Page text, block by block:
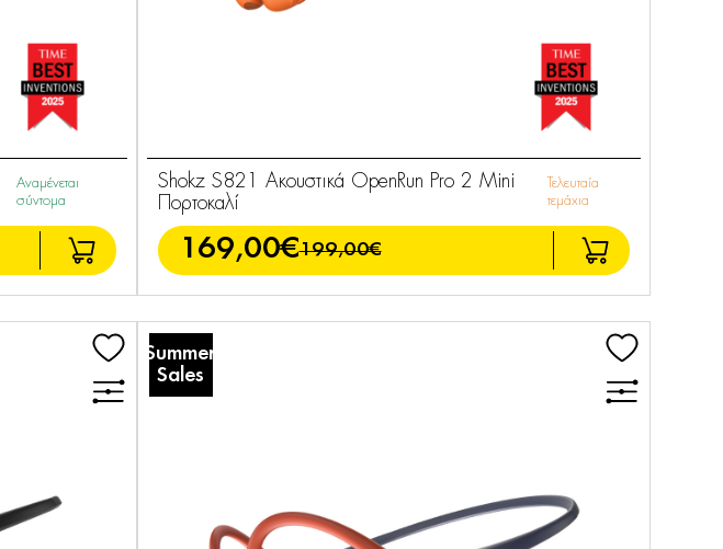
Αναμένεται
σύντομα
Shokz S821 Ακουστικά OpenRun Pro 2 Mini
Πορτοκαλί
Τελευταία
τεμάχια
169,00€199,00€
Summer
Sales